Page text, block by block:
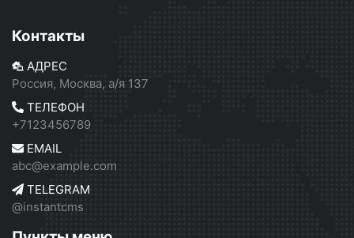
Контакты
АДРЕС
Россия, Москва, а/я 137
ТЕЛЕФОН
+7123456789
EMAIL
abc@example.com
TELEGRAM
@instantcms